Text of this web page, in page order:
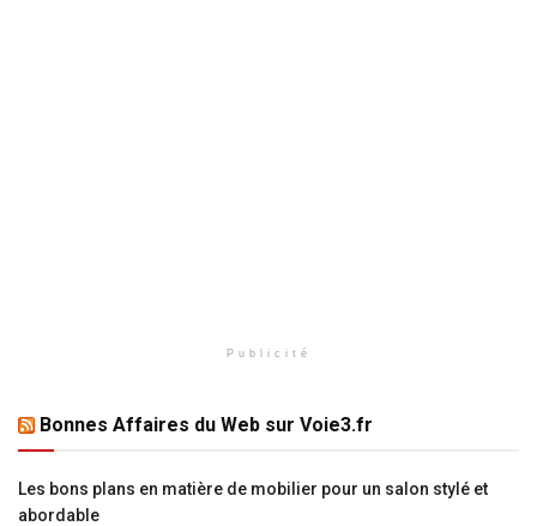
Publicité
Bonnes Affaires du Web sur Voie3.fr
Les bons plans en matière de mobilier pour un salon stylé et
abordable